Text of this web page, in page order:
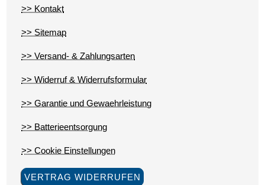
>> Kontakt
>> Sitemap
>> Versand- & Zahlungsarten
>> Widerruf & Widerrufsformular
>> Garantie und Gewaehrleistung
>> Batterieentsorgung
>> Cookie Einstellungen
VERTRAG WIDERRUFEN